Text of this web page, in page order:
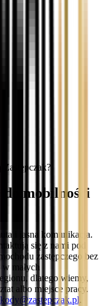
mobilności
i jasna komunikacja.
się z nami pod
zastępczego bez
małych
dlatego wiemy,
albo miejsce pracy.
.